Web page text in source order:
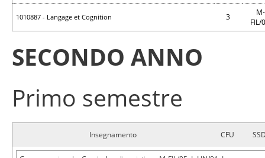
1010887 - Langage et Cognition 3
M-
FIL/
SECONDO ANNO
Primo semestre
Insegnamento CFU